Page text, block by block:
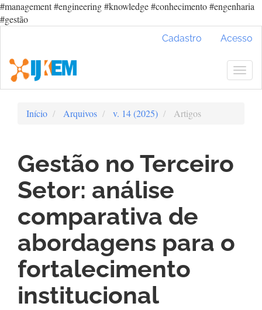
#management #engineering #knowledge #conhecimento #engenharia
#gestão
Conteúdo
principal
Barra
Cadastro Acesso
Início Arquivos v. 14 (2025) Artigos
Gestão no Terceiro
Setor: análise
comparativa de
abordagens para o
fortalecimento
institucional